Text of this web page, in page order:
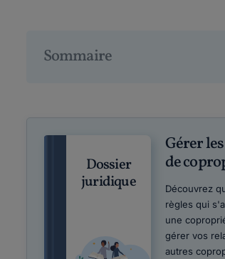
Sommaire
Dossier
juridique
Gérer
de
Découvrez
règles qui
une
gérer vos
autres